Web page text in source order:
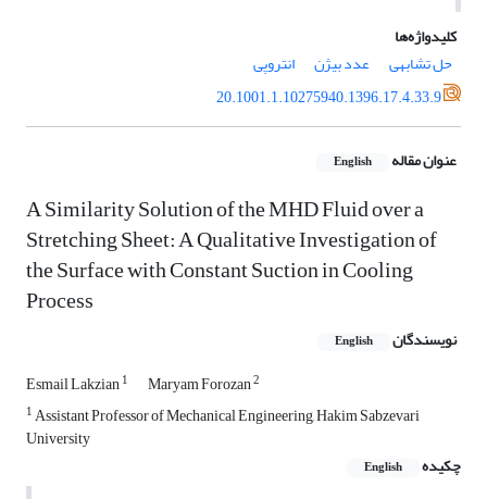
کلیدواژه‌ها
حل تشابهی
عدد بیژن
انتروپی
20.1001.1.10275940.1396.17.4.33.9
عنوان مقاله English
A Similarity Solution of the MHD Fluid over a
Stretching Sheet: A Qualitative Investigation of
the Surface with Constant Suction in Cooling
Process
نویسندگان English
Esmail Lakzian1 Maryam Forozan2
1Assistant Professor of Mechanical Engineering, Hakim Sabzevari
University
چکیده
English